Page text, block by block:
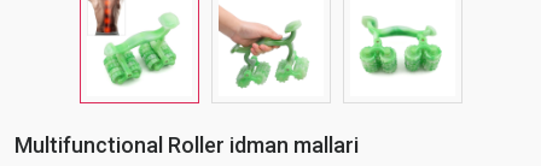
Multifunctional Roller idman mallari